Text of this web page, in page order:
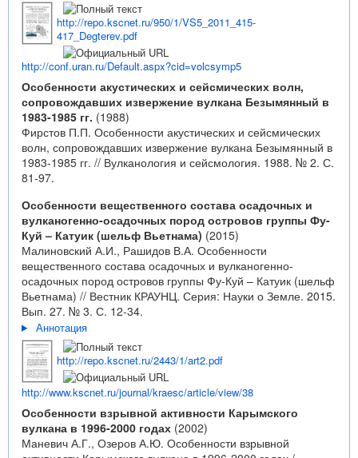
http://repo.kscnet.ru/950/1/VS5_2011_415-
417_Degterev.pdf
http://conf.uran.ru/Default.aspx?cid=volcsymp5
Особенности акустических и сейсмических волн,
сопровождавших извержение вулкана Безымянный в
1983-1985 гг. (1988)
Фирстов П.П. Особенности акустических и сейсмических
волн, сопровождавших извержение вулкана Безымянный в
1983-1985 гг. // Вулканология и сейсмология. 1988. № 2. С.
81-97.
Особенности вещественного состава осадочных и
вулканогенно-осадочных пород островов группы Фу-
Куй – Катуик (шельф Вьетнама) (2015)
Малиновский А.И., Рашидов В.А. Особенности
вещественного состава осадочных и вулканогенно-
осадочных пород островов группы Фу-Куй – Катуик (шельф
Вьетнама) // Вестник КРАУНЦ. Серия: Науки о Земле. 2015.
Вып. 27. № 3. С. 12-34.
Аннотация
http://repo.kscnet.ru/2443/1/art2.pdf
http://www.kscnet.ru/journal/kraesc/article/view/38
Особенности взрывной активности Карымского
вулкана в 1996-2000 годах (2002)
Маневич А.Г., Озеров А.Ю. Особенности взрывной